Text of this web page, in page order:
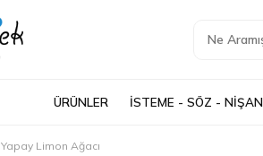
ÜRÜNLER İSTEME - SÖZ - NİŞAN
Yapay Limon Ağacı